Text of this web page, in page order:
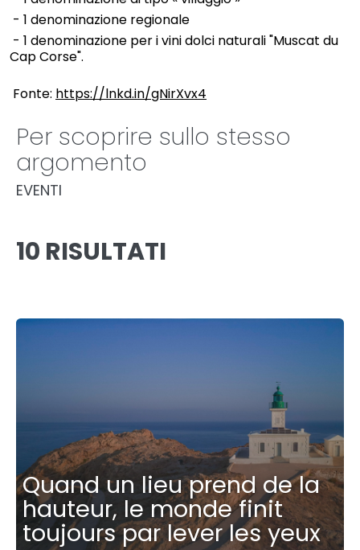
- 1 denominazione regionale
- 1 denominazione per i vini dolci naturali "Muscat du
Cap Corse".
Fonte: https://lnkd.in/gNirXvx4
Per scoprire sullo stesso
argomento
EVENTI
10 RISULTATI
Quand un lieu prend de la
hauteur, le monde finit
toujours par lever les yeux